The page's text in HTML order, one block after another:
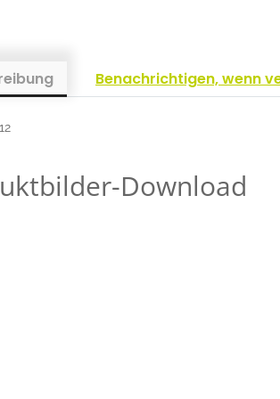
Benachrichtigen, wenn
Download